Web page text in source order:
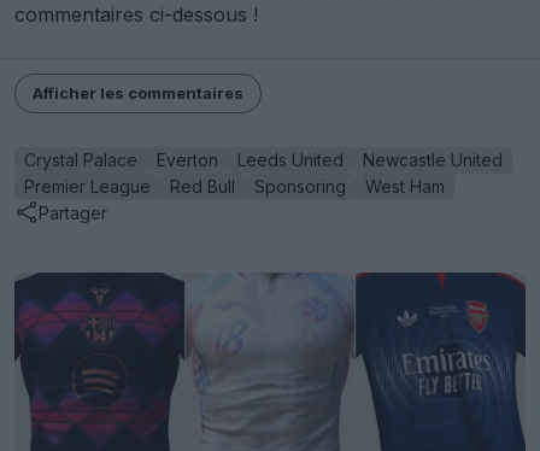
commentaires ci-dessous !
Afficher les commentaires
Crystal Palace Everton Leeds United
Newcastle United
Premier League
Red Bull Sponsoring
West Ham
Partager